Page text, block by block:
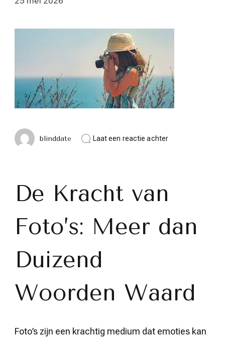
blinddate Laat een reactie achterop
Foto’s
De Kracht van
Foto’s: Meer dan
Duizend
Woorden Waard
Foto’s zijn een krachtig medium dat emoties kan